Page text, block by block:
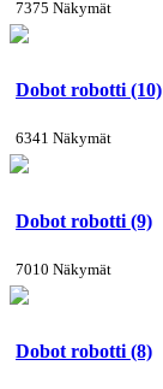
7375 Näkymät
Dobot robotti (10)
6341 Näkymät
Dobot robotti (9)
7010 Näkymät
Dobot robotti (8)